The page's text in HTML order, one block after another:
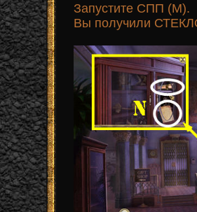
Запустите СПП (М).
Вы получили